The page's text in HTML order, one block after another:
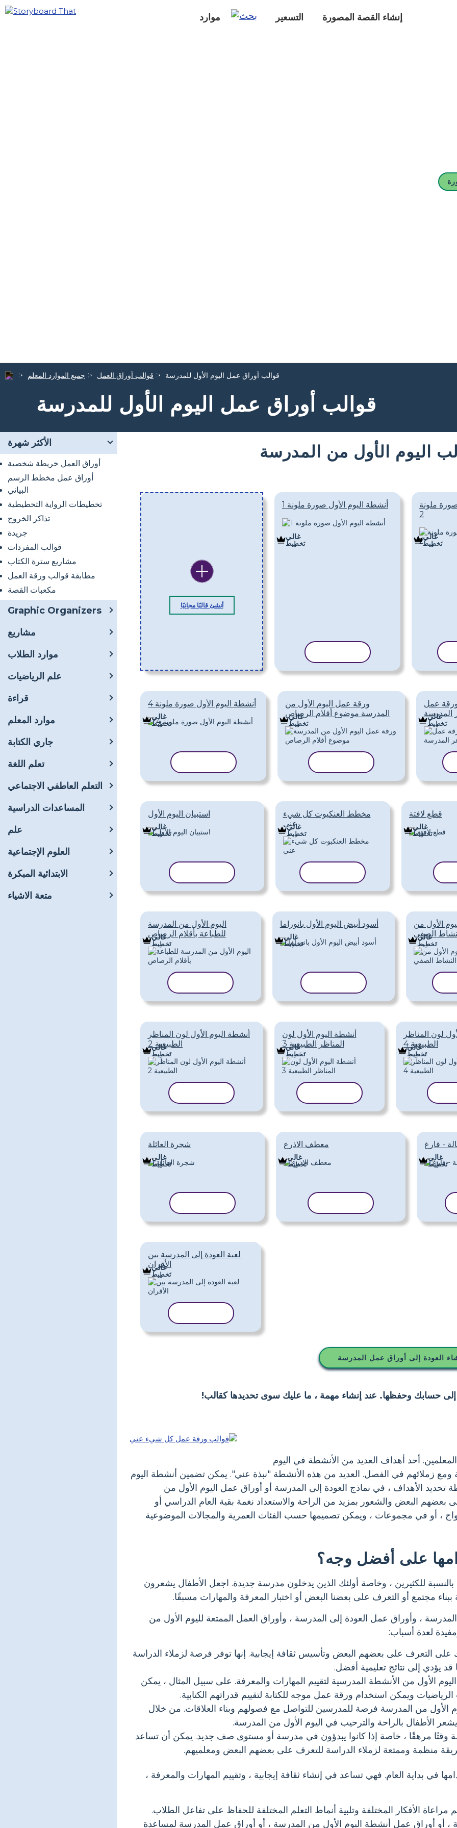
موارد التسعير إنشاء القصة المصورة
جميع الموارد المعلم قوالب أوراق العمل قوالب أوراق عمل اليوم الأول للمدرسة
قوالب أوراق عمل اليوم الأول للمدرسة
الأكثر شهرة
أوراق العمل خريطة شخصية
أوراق عمل مخطط الرسم
البياني
تخطيطات الرواية التخطيطية
تذاكر الخروج
جريدة
قوالب المفردات
مشاريع سترة الكتاب
مطابقة قوالب ورقة العمل
مكعبات القصة
Graphic Organizers
مشاريع
موارد الطلاب
علم الرياضيات
قراءة
موارد المعلم
جاري الكتابة
تعلم اللغة
التعلم العاطفي الاجتماعي
المساعدات الدراسية
علم
العلوم الإجتماعية
الابتدائية المبكرة
متعة الاشياء
اليوم الأول من المدرسة
أنشئ قالبًا مجانيًا
أنشطة اليوم الأول صورة ملونة 1
غالي
تَخطِيط
ملونة
2
غالي
تَخطِيط
أنشطة اليوم الأول صورة ملونة 4
غالي
تَخطِيط
ورقة عمل اليوم الأول من
المدرسة موضوع أقلام الرصاص
غالي
تَخطِيط
عمل
المدرسة
غالي
تَخطِيط
استبيان اليوم الأول
غالي
تَخطِيط
مخطط العنكبوت كل شيء
عني
غالي
تَخطِيط
قطع لافتة
غالي
تَخطِيط
اليوم الأول من المدرسة
للطباعة بأقلام الرصاص
غالي
تَخطِيط
أسود أبيض اليوم الأول بانوراما
غالي
تَخطِيط
الأول من
الصفي
غالي
تَخطِيط
أنشطة اليوم الأول لون المناظر
الطبيعية 2
غالي
تَخطِيط
أنشطة اليوم الأول لون
المناظر الطبيعية 3
غالي
تَخطِيط
لون المناظر
الطبيعية 4
غالي
تَخطِيط
شجرة العائلة
غالي
تَخطِيط
معطف الاذرع
غالي
تَخطِيط
- فارغ
غالي
تَخطِيط
لعبة العودة إلى المدرسة بين
الأقران
غالي
تَخطِيط
العودة إلى أوراق عمل المدرسة
إلى حسابك وحفظها. عند إنشاء مهمة ، ما عليك سوى تحديدها كقالب!
أحد أهداف العديد من الأنشطة في اليوم
ومع زملائهم في الفصل. العديد من هذه الأنشطة "نبذة عني". يمكن تضمين أنشطة اليوم
تحديد الأهداف ، في نماذج العودة إلى المدرسة أو أوراق عمل اليوم الأول من
البعض والشعور بمزيد من الراحة والاستعداد نغمة بقية العام الدراسي أو
، أو في مجموعات ، ويمكن تصميمها حسب الفئات العمرية والمجالات الموضوعية
على أفضل وجه؟
للكثيرين ، وخاصة أولئك الذين يدخلون مدرسة جديدة. اجعل الأطفال يشعرون
ببناء مجتمع أو التعرف على بعضنا البعض أو اختبار المعرفة والمهارات مسبقًا.
، وأوراق عمل العودة إلى المدرسة ، وأوراق العمل الممتعة لليوم الأول من
لعدة أسباب:
التعرف على بعضهم البعض وتأسيس ثقافة إيجابية. إنها توفر فرصة لزملاء الدراسة
يؤدي إلى نتائج تعليمية أفضل.
الأول من الأنشطة المدرسية لتقييم المهارات والمعرفة. على سبيل المثال ، يمكن
ويمكن استخدام ورقة عمل موجه للكتابة لتقييم قدراتهم الكتابية.
الأول من المدرسة فرصة للمدرسين للتواصل مع فصولهم وبناء العلاقات. من خلال
الأطفال بالراحة والترحيب في اليوم الأول من المدرسة.
وقتًا مرهقًا ، خاصة إذا كانوا يبدؤون في مدرسة أو مستوى صف جديد. يمكن أن تساعد
منظمة وممتعة لزملاء الدراسة للتعرف على بعضهم البعض ومعلميهم.
في بداية العام. فهي تساعد في إنشاء ثقافة إيجابية ، وتقييم المهارات والمعرفة ،
الأفكار المختلفة وتلبية أنماط التعلم المختلفة للحفاظ على تفاعل الطلاب.
أو أوراق عمل أنشطة اليوم الأول من المدرسة ، أو أوراق عمل المدرسة لمساعدة